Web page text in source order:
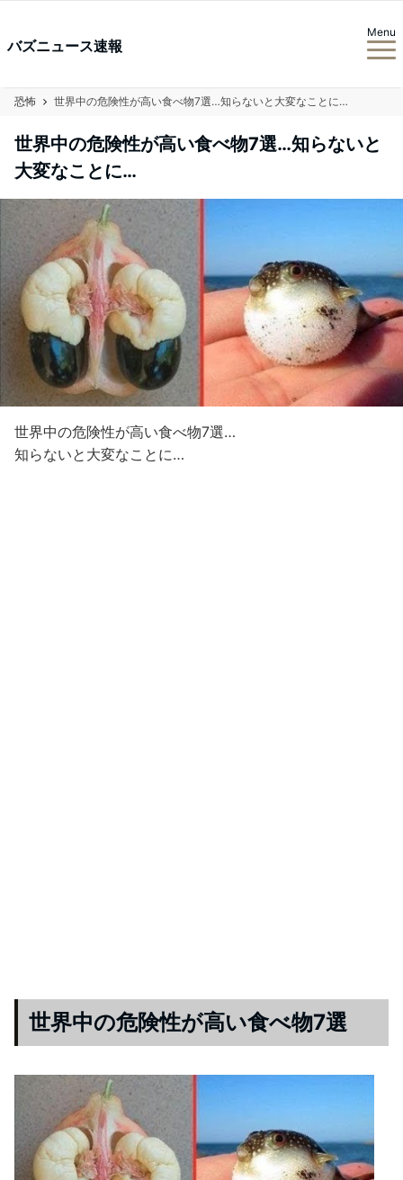
バズニュース速報
Menu
恐怖 世界中の危険性が高い食べ物7選…知らないと大変なことに…
世界中の危険性が高い食べ物7選…知らないと
大変なことに…
世界中の危険性が高い食べ物7選…
知らないと大変なことに…
世界中の危険性が高い食べ物7選